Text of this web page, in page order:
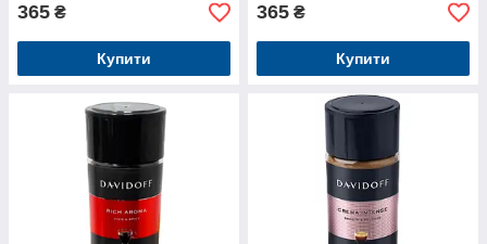
365 ₴
Купити
365 ₴
Купити